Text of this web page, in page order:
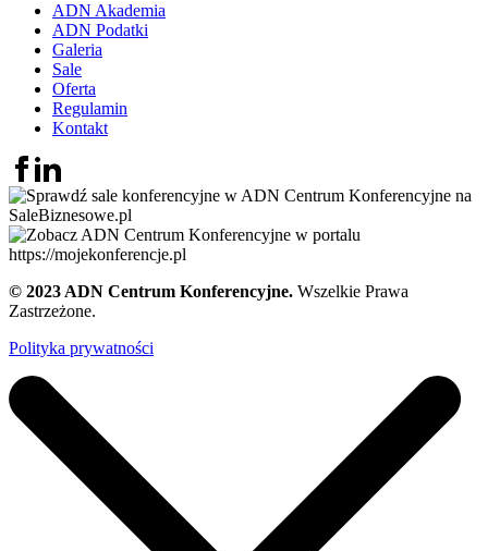
ADN Akademia
ADN Podatki
Galeria
Sale
Oferta
Regulamin
Kontakt
© 2023 ADN Centrum Konferencyjne. Wszelkie Prawa
Zastrzeżone.
Polityka prywatności